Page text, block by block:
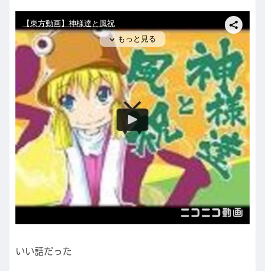
いい話だった